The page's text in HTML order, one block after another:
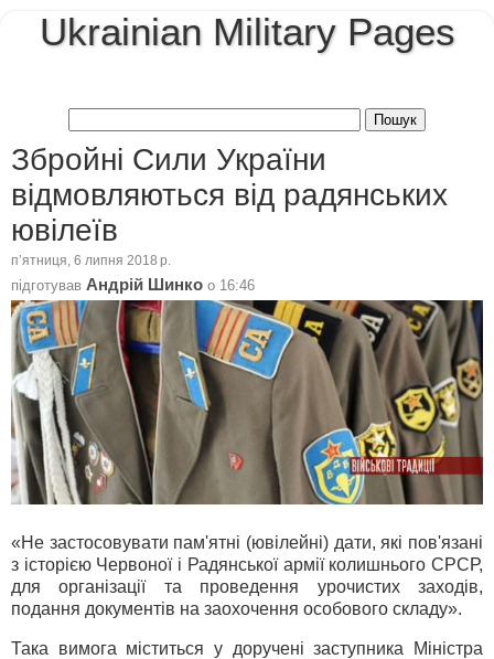
Ukrainian Military Pages
Збройні Сили України
відмовляються від радянських
ювілеїв
пʼятниця, 6 липня 2018 р.
підготував Андрій Шинко о 16:46
«Не застосовувати пам'ятні (ювілейні) дати, які пов'язані
з історією Червоної і Радянської армії колишнього СРСР,
для організації та проведення урочистих заходів,
подання документів на заохочення особового складу».
Така вимога міститься у доручені заступника Міністра